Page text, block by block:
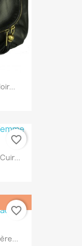
favorite_border
favorite_border